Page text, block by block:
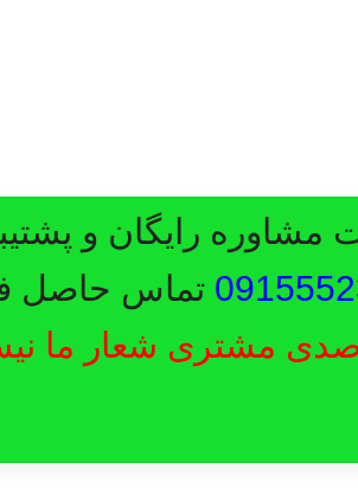
مشاوره رایگان و
تماس حاصل
100 درصدی مشتری شعار